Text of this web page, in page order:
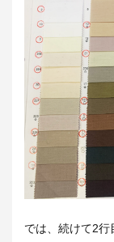
では、続けて2行